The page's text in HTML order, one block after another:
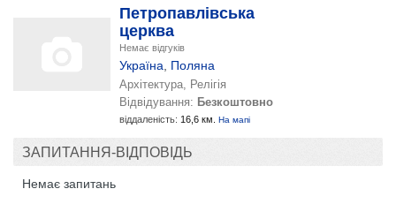
Петропавлівська
церква
Немає відгуків
Україна Поляна
Архітектура, Релігія
Відвідування: Безкоштовно
віддаленість: 16,6 км. На мапі
ЗАПИТАННЯ-ВІДПОВІДЬ
Немає запитань